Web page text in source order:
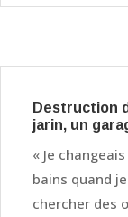
Destruction
jarin, un
« Je
bains quand
chercher des